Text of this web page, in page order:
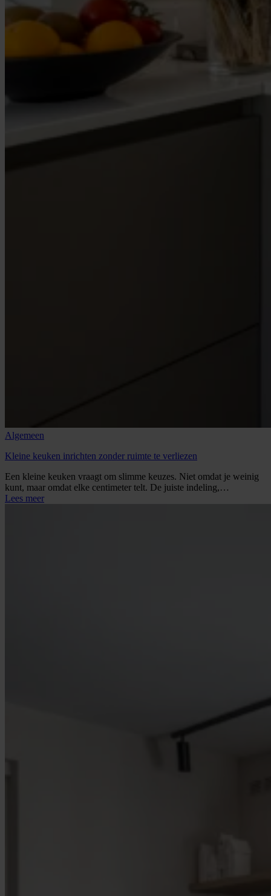
Algemeen
Kleine keuken inrichten zonder ruimte te verliezen
Een kleine keuken vraagt om slimme keuzes. Niet omdat je weinig
kunt, maar omdat elke centimeter telt. De juiste indeling,…
Lees meer